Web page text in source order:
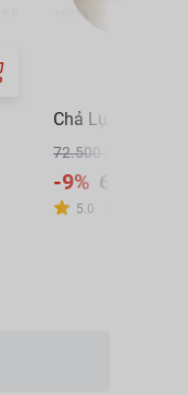
Chả Lụa Bì Wyn
72.500 ₫
-9% 65.900 ₫
5.0